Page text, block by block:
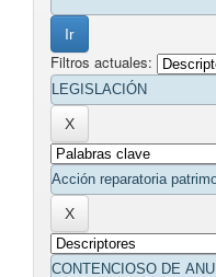
Filtros actuales: